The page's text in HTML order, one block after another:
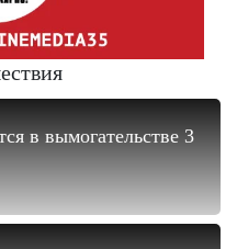
в вымогательстве 3